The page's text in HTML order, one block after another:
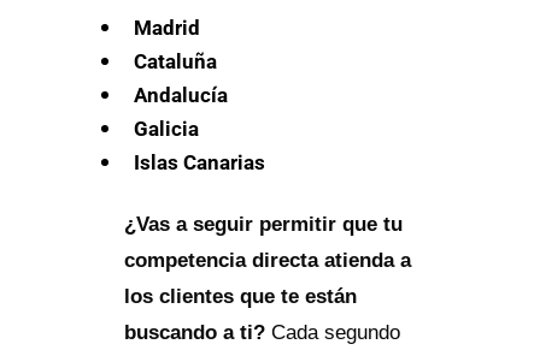
Madrid
Cataluña
Andalucía
Galicia
Islas Canarias
¿Vas a seguir permitir que tu
competencia directa atienda a
los clientes que te están
buscando a ti? Cada segundo